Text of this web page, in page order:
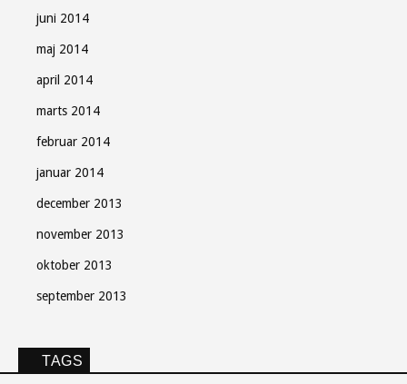
juni 2014
maj 2014
april 2014
marts 2014
februar 2014
januar 2014
december 2013
november 2013
oktober 2013
september 2013
TAGS